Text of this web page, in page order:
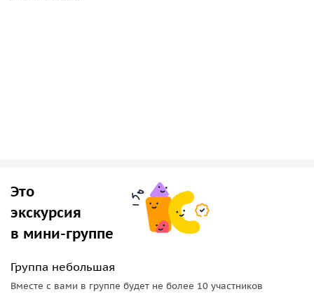
Это
экскурсия
в мини-группе
Группа небольшая
Вместе с вами в группе будет не более 10 участников